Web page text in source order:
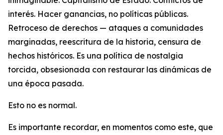
interés. Hacer ganancias, no políticas públicas.
Retroceso de derechos — ataques a comunidades
marginadas, reescritura de la historia, censura de
hechos históricos. Es una política de nostalgia
torcida, obsesionada con restaurar las dinámicas de
una época pasada.
Esto no es normal.
Es importante recordar, en momentos como este, que